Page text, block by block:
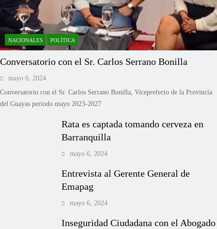
NACIONALES POLÍTICA
Conversatorio con el Sr. Carlos Serrano Bonilla
mayo 6, 2024
Conversatorio con el Sr. Carlos Serrano Bonilla, Viceprefecto de la Provincia
del Guayas periodo mayo 2023-2027
Rata es captada tomando cerveza en
Barranquilla
mayo 6, 2024
Entrevista al Gerente General de
Emapag
mayo 6, 2024
Inseguridad Ciudadana con el Abogado